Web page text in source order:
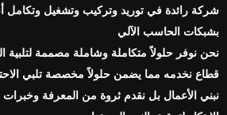
شركة رائدة في توريد وتركيب وتشغيل وتكامل
بشبكات الحاسب الآلي
نحن نوفر حلولاً متكاملة وشاملة مصممة لتلبية
قطاع نخدمه مما يضمن حلولاً مخصصة تلبي
نبني الأعمال بل نقدم ثروة من المعرفة وخبرات